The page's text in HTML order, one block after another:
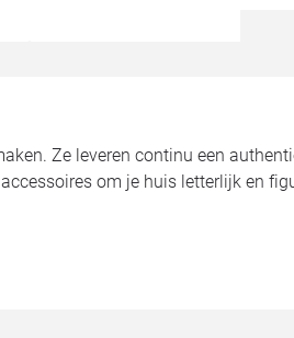
Ze leveren continu een
om je huis letterlijk en